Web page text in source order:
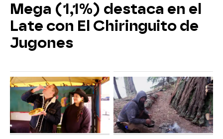
Mega (1,1%) destaca en el
Late con El Chiringuito de
Jugones